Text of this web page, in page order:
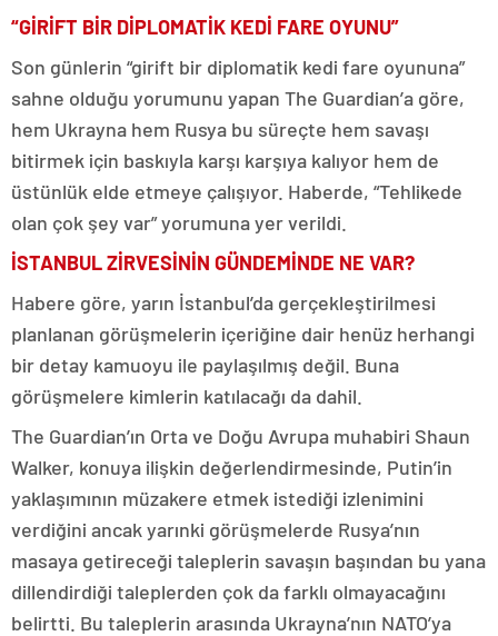
“GİRİFT BİR DİPLOMATİK KEDİ FARE OYUNU”
Son günlerin “girift bir diplomatik kedi fare oyununa”
sahne olduğu yorumunu yapan The Guardian’a göre,
hem Ukrayna hem Rusya bu süreçte hem savaşı
bitirmek için baskıyla karşı karşıya kalıyor hem de
üstünlük elde etmeye çalışıyor. Haberde, “Tehlikede
olan çok şey var” yorumuna yer verildi.
İSTANBUL ZİRVESİNİN GÜNDEMİNDE NE VAR?
Habere göre, yarın İstanbul’da gerçekleştirilmesi
planlanan görüşmelerin içeriğine dair henüz herhangi
bir detay kamuoyu ile paylaşılmış değil. Buna
görüşmelere kimlerin katılacağı da dahil.
The Guardian’ın Orta ve Doğu Avrupa muhabiri Shaun
Walker, konuya ilişkin değerlendirmesinde, Putin’in
yaklaşımının müzakere etmek istediği izlenimini
verdiğini ancak yarınki görüşmelerde Rusya’nın
masaya getireceği taleplerin savaşın başından bu yana
dillendirdiği taleplerden çok da farklı olmayacağını
belirtti. Bu taleplerin arasında Ukrayna’nın NATO’ya